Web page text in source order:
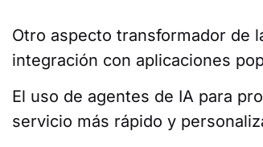
Otro aspecto transformador de
integración con aplicaciones
El uso de agentes de IA para
servicio más rápido y